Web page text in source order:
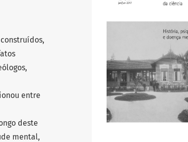
entre
deste
mental,